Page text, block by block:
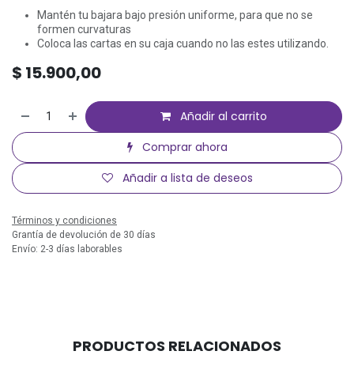
Mantén tu bajara bajo presión uniforme, para que no se
formen curvaturas
Coloca las cartas en su caja cuando no las estes utilizando.
$ 15.900,00
Añadir al carrito
Comprar ahora
Añadir a lista de deseos
Términos y condiciones
Grantía de devolución de 30 días
Envío: 2-3 días laborables
PRODUCTOS RELACIONADOS